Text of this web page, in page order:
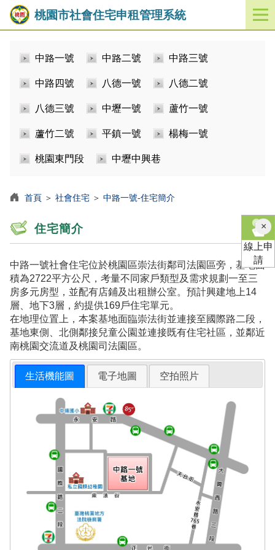
桃園市社會住宅申租管理系統
開
啟
中路一號 中路二號 中路三號
中路四號 八德一號 八德二號
八德三號 中壢一號 蘆竹一號
蘆竹二號 平鎮一號 楊梅一號
桃園東門段 中壢中興巷
首頁 ＞ 社會住宅 ＞ 中路一號-住宅簡介
住宅簡介
中路一號社會住宅位於桃園區崇法街鄰司法園區旁，基地面
積為2722平方公尺，考量不同家戶類型及需求規劃一至三
房多元房型，並配有店鋪及出租辦公室。預計興建地上14
層、地下3層，約提供169戶住宅單元。
在地理位置上，本案基地面臨崇法街並連接至國際路二段，
基地東側、北側鄰接兒童公園並連接既有住宅社區，並鄰近
南桃園交流道及桃園司法園區。
生活機能圖 電子地圖 空拍照片
×關
閉
線上申
請